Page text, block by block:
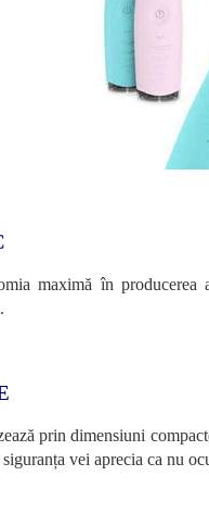
maximă în
prin dimensiuni
vei aprecia ca nu